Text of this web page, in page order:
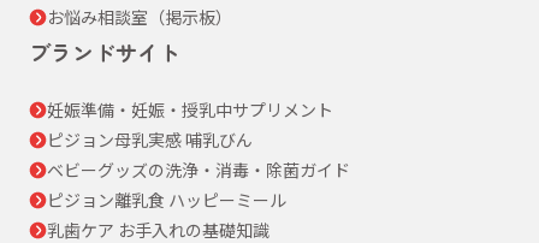
お悩み相談室（掲示板）
ブランドサイト
妊娠準備・妊娠・授乳中サプリメント
ピジョン母乳実感 哺乳びん
ベビーグッズの洗浄・消毒・除菌ガイド
ピジョン離乳食 ハッピーミール
乳歯ケア お手入れの基礎知識